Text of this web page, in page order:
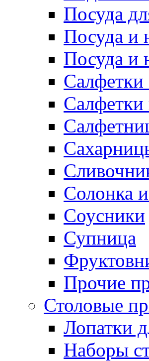
Посуда
Посуда и
Посуда и
Салфетки
Солонка
Соусники
Супница
Прочие
Столовые
Лопатки
Наборы